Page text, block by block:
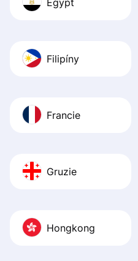
Filipíny
Francie
Gruzie
Hongkong